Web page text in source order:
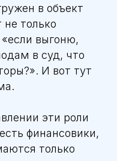
в объект
только
выгоню,
в суд, что
И вот тут
эти роли
финансовики,
только